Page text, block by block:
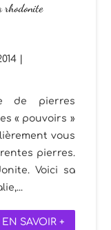
rhodonite
de pierres
« pouvoirs »
vous
pierres.
Voici sa
EN SAVOIR +